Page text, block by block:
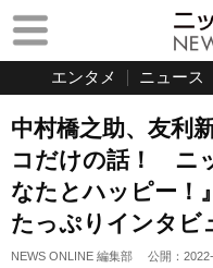
エンタメ ニュース
中村橋之助、友利
コだけの話！ ニ
なたとハッピー！
たっぷりインタビ
NEWS ONLINE 編集部 公開：